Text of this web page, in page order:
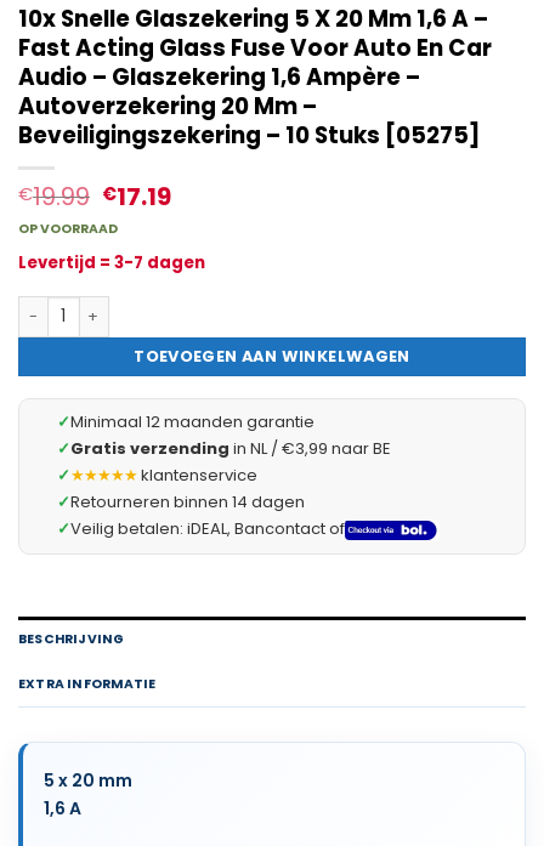
10x Snelle Glaszekering 5 X 20 Mm 1,6 A –
Fast Acting Glass Fuse Voor Auto En Car
Audio – Glaszekering 1,6 Ampère –
Autoverzekering 20 Mm –
Beveiligingszekering – 10 Stuks [05275]
€19.99 €17.19
OP VOORRAAD
Levertijd = 3-7 dagen
10x Snelle Glaszekering 5 X 20 Mm 1,6 A – Fast Acting Glass
TOEVOEGEN AAN WINKELWAGEN
✓Minimaal 12 maanden garantie
✓Gratis verzending in NL / €3,99 naar BE
✓★★★★★klantenservice
✓Retourneren binnen 14 dagen
✓Veilig betalen: iDEAL, Bancontact of
BESCHRIJVING
EXTRA INFORMATIE
5 x 20 mm
1,6 A